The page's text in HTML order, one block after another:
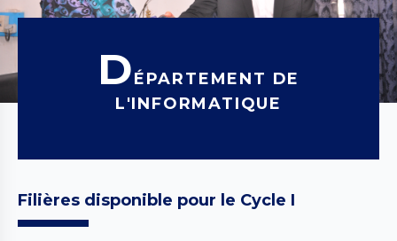
DÉPARTEMENT DE
L'INFORMATIQUE
Filières disponible pour le Cycle I